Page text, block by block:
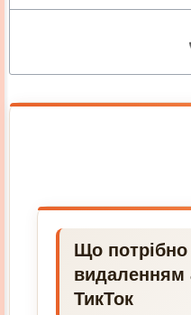
Що
видаленням
ТикТок